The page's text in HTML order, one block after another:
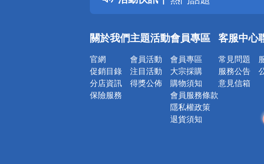
銀行優惠
詐騙網頁！請小心！
關於我們
官網
促銷目錄
分店資訊
保險服務
主題活動
會員活動
注目活動
得獎公佈
會員專區
會員專區
大宗採購
購物須知
會員服務條款
隱私權政策
退貨須知
客服中心
常見問題
服務公告
意見信箱